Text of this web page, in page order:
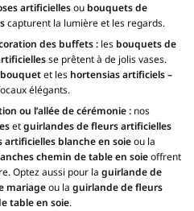
artificiellesou bouquets de
capturent la lumière et les regards.
des buffets : les bouquets de
se prêtent à de jolis vases.
et les hortensias artificiels –
élégants.
ou l’allée de cérémonie : nos
etguirlandes de fleurs artificielles
artificielles blanche en soieou la
chemin de table en soieoffrent
Optez aussi pour la guirlande de
mariageou la guirlande de fleurs
table en soie.